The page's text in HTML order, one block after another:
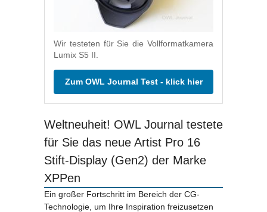
Wir testeten für Sie die Vollformatkamera
Lumix S5 II.
Zum OWL Journal Test - klick hier
Weltneuheit! OWL Journal testete
für Sie das neue Artist Pro 16
Stift-Display (Gen2) der Marke
XPPen
Ein großer Fortschritt im Bereich der CG-
Technologie, um Ihre Inspiration freizusetzen